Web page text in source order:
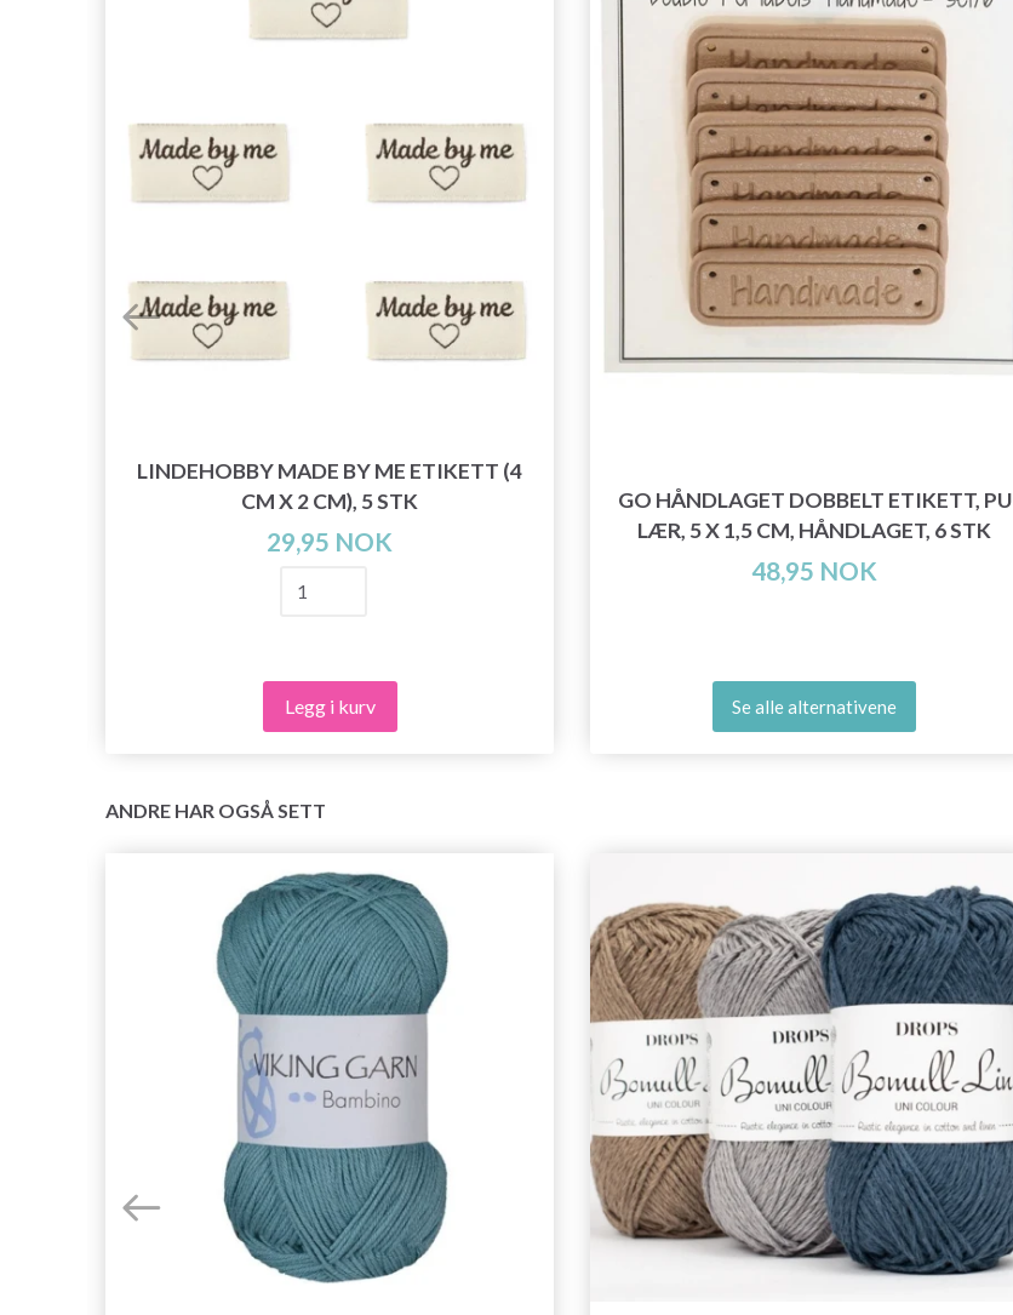
LINDEHOBBY MADE BY ME ETIKETT (4
CM X 2 CM), 5 STK
29,95 NOK
Legg i kurv
GO HÅNDLAGET DOBBELT ETIKETT, PU
LÆR, 5 X 1,5 CM, HÅNDLAGET, 6 STK
48,95 NOK
Se alle alternativene
ANDRE HAR OGSÅ SETT